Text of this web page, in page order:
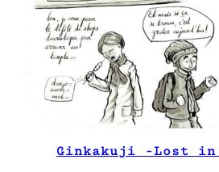
Ginkakuji -Lost in